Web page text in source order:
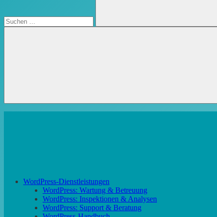
Suchen
WordPress-Dienstleistungen
WordPress: Wartung & Betreuung
WordPress: Inspektionen & Analysen
WordPress: Support & Beratung